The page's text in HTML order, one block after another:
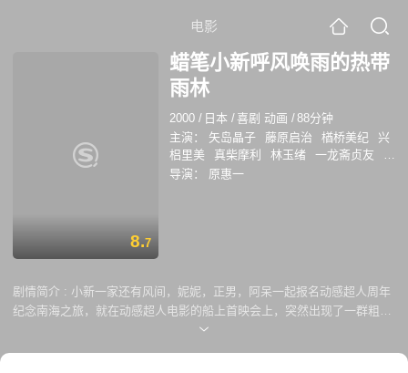
电影
8.7
蜡笔小新呼风唤雨的热带
雨林
2000 / 日本 /喜剧 动画 /88分钟
主演：
矢岛晶子 藤原启治 楢桥美纪
兴
梠里美
真柴摩利 林玉绪 一龙斋贞友
佐
藤智惠
玄田哲章
大塚明夫
小林佐智子
导演： 原惠一
剧情简介 : 小新一家还有风间，妮妮，正男，阿呆一起报名动感超人周年
纪念南海之旅，就在动感超人电影的船上首映会上，突然出现了一群粗暴
的猴子将大人们都掳走了。春日部防卫队为了救出大人们而出动，小新一